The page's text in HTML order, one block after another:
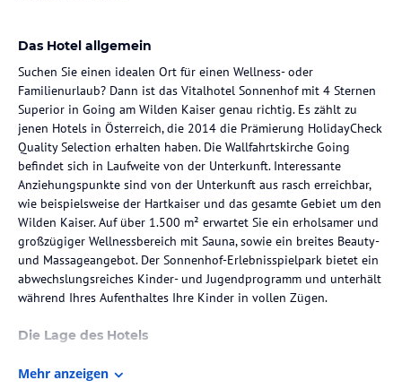
Das Hotel allgemein
Suchen Sie einen idealen Ort für einen Wellness- oder
Familienurlaub? Dann ist das Vitalhotel Sonnenhof mit 4 Sternen
Superior in Going am Wilden Kaiser genau richtig. Es zählt zu
jenen Hotels in Österreich, die 2014 die Prämierung HolidayCheck
Quality Selection erhalten haben. Die Wallfahrtskirche Going
befindet sich in Laufweite von der Unterkunft. Interessante
Anziehungspunkte sind von der Unterkunft aus rasch erreichbar,
wie beispielsweise der Hartkaiser und das gesamte Gebiet um den
Wilden Kaiser. Auf über 1.500 m² erwartet Sie ein erholsamer und
großzügiger Wellnessbereich mit Sauna, sowie ein breites Beauty-
und Massageangebot. Der Sonnenhof-Erlebnisspielpark bietet ein
abwechslungsreiches Kinder- und Jugendprogramm und unterhält
während Ihres Aufenthaltes Ihre Kinder in vollen Zügen.
Die Lage des Hotels
über die Autobahn nach Kufstein erreichbar. Von der Ausfahrt
Mehr anzeigen